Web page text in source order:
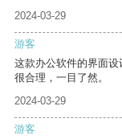
2024-03-29
游客
这款办公软件的界面
很合理，一目了然。
2024-03-29
游客